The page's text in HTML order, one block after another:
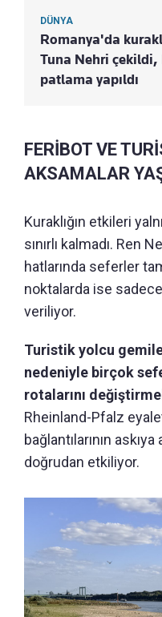
DÜNYA
Romanya'da
Tuna Nehri
patlama yapıldı
FERİBOT VE
AKSAMALAR
Kuraklığın etkileri
sınırlı kalmadı. Ren
hatlarında seferler
noktalarda ise
veriliyor.
Turistik yolcu
nedeniyle birçok
rotalarını
Rheinland-Pfalz
bağlantılarının
doğrudan etkiliyor.